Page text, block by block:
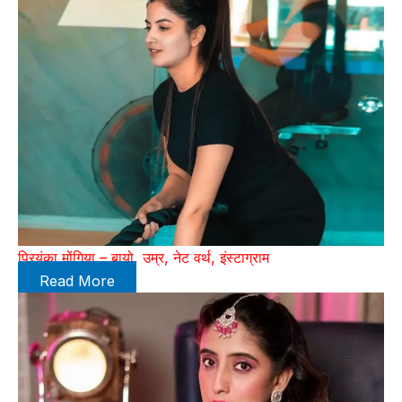
प्रियंका मोंगिया – बायो, उम्र, नेट वर्थ, इंस्टाग्राम
Read More